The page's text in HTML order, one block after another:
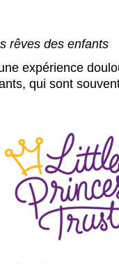
rêves des enfants
expérience
qui sont